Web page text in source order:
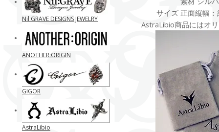
サイズ 正面縦幅：
AstraLibio商品にはオ
Nil:GRAVE DESIGNS JEWELRY
ANOTHER:ORIGIN
GIGOR
AstraLibio